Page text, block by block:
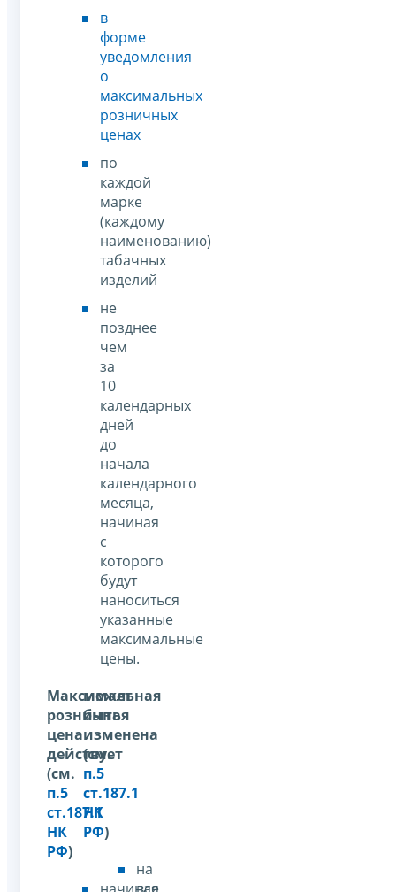
в
форме
уведомления
о
максимальных
розничных
ценах
по
каждой
марке
(каждому
наименованию)
табачных
изделий
не
позднее
чем
за
10
календарных
дней
до
начала
календарного
месяца,
начиная
с
которого
будут
наноситься
указанные
максимальные
цены.
Максимальная
розничная
цена
действует
(см.
п.5
ст.187.1
НК
РФ)
может
быть
изменена
(см.
п.5
ст.187.1
НК
РФ)
на